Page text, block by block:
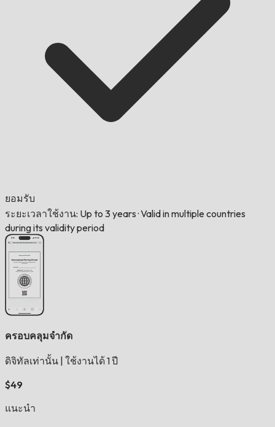
ยอมรับ
ระยะเวลาใช้งาน: Up to 3 years ·Valid in multiple countries
during its validity period
ครอบคลุมจำกัด
ดิจิทัลเท่านั้น ใช้งานได้ 1 ปี
$49
แนะนำ